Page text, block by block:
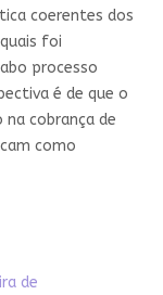
coerentes dos
foi
processo
é de que o
cobrança de
como
de